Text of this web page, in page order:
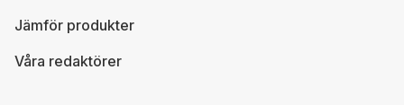
Jämför produkter
Våra redaktörer